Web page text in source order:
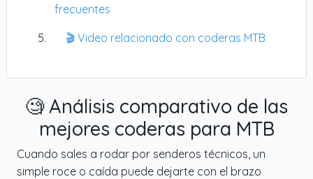
frecuentes
🎬 Video relacionado con coderas MTB
🧐 Análisis comparativo de las
mejores coderas para MTB
Cuando sales a rodar por senderos técnicos, un
simple roce o caída puede dejarte con el brazo